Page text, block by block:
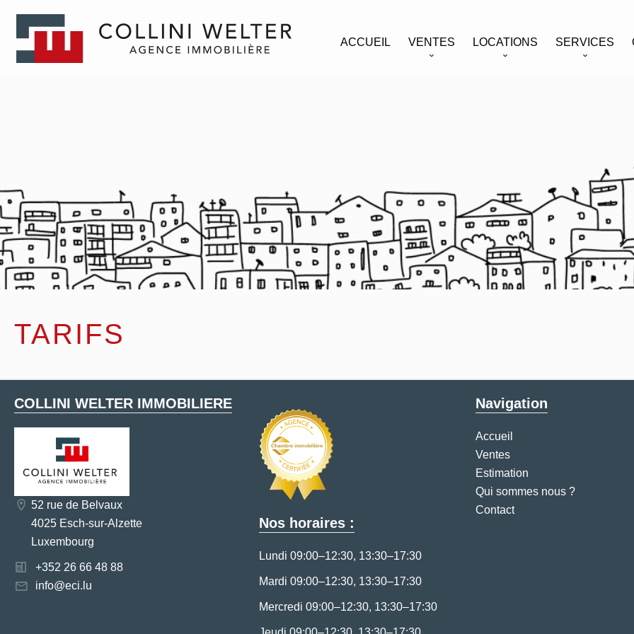
ACCUEIL VENTES LOCATIONS SERVICES
TARIFS
COLLINI WELTER IMMOBILIERE
52 rue de Belvaux
4025 Esch-sur-Alzette
Luxembourg
+352 26 66 48 88
info@eci.lu
Nos horaires :
Lundi 09:00–12:30, 13:30–17:30
Mardi 09:00–12:30, 13:30–17:30
Mercredi 09:00–12:30, 13:30–17:30
Navigation
Accueil
Ventes
Estimation
Qui sommes nous ?
Contact